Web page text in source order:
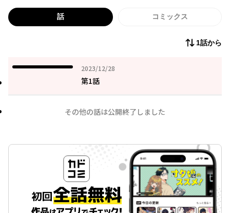
話 コミックス
1話から
2023/12/28
2023年12月28日
第1話
その他の話は公開終了しました